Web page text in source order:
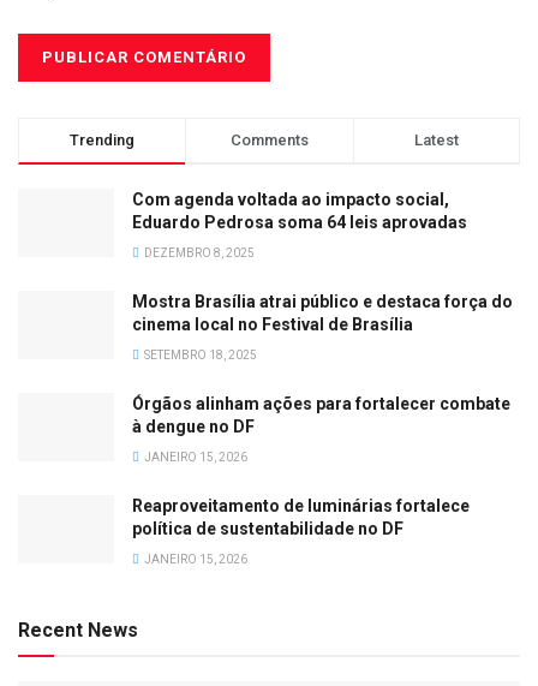
Trending Comments Latest
Com agenda voltada ao impacto social,
Eduardo Pedrosa soma 64 leis aprovadas
DEZEMBRO 8, 2025
Mostra Brasília atrai público e destaca força do
cinema local no Festival de Brasília
SETEMBRO 18, 2025
Órgãos alinham ações para fortalecer combate
à dengue no DF
JANEIRO 15, 2026
Reaproveitamento de luminárias fortalece
política de sustentabilidade no DF
JANEIRO 15, 2026
Recent News